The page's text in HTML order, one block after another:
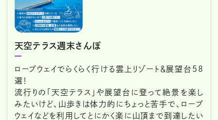
天空テラス週末さんぽ
ロープウェイでらくらく行ける雲上リゾート＆展望台58
選！
流行りの「天空テラス」や展望台に登って絶景を楽し
みたいけど、山歩きは体力的にちょっと苦手で、ロープ
ウェイなどを利用してとにかく楽に山頂まで到達したい